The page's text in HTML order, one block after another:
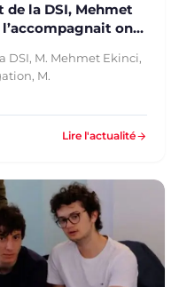
la DSI, Mehmet
ont
DSI, M. Mehmet Ekinci,
M.
Lire l'actualité